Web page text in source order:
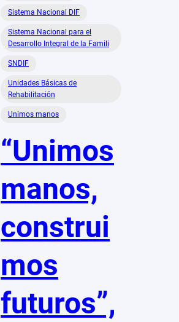
Sistema Nacional DIF
Sistema Nacional para el
Desarrollo Integral de la Famili
SNDIF
Unidades Básicas de
Rehabilitación
Unimos manos
“Unimos
manos,
construi
mos
futuros”,